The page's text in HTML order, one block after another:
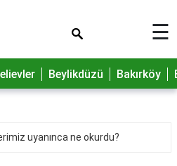
☰
Beylikdüzü Bakırköy
uyanınca ne okurdu?